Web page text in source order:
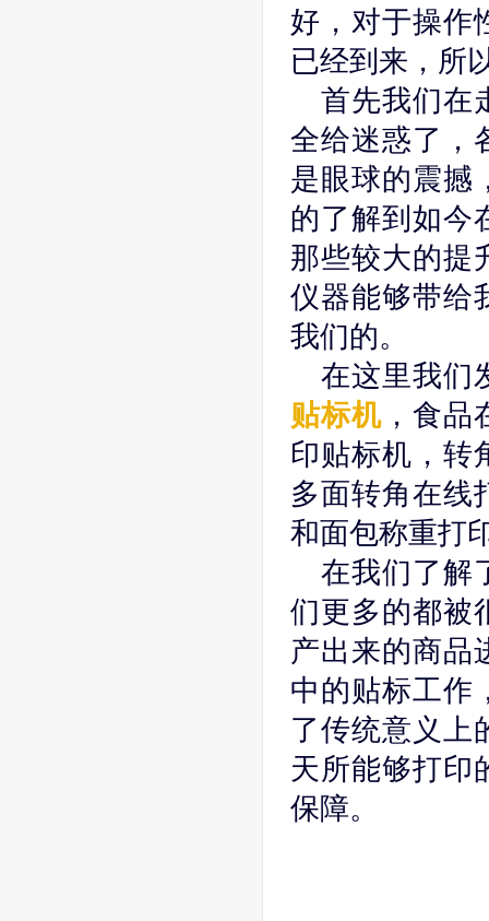
好，对于操作
已经到来，所
首先我们在
全给迷惑了，
是眼球的震撼
的了解到如今
那些较大的提
仪器能够带给
我们的。
在这里我们
贴标机 ，食
印贴标机，转
多面转角在线
和面包称重打
在我们了解
们更多的都被
产出来的商品
中的贴标工作
了传统意义上
天所能够打印
保障。